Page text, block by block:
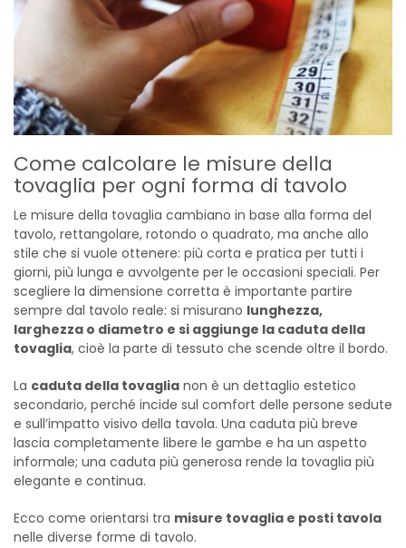
Come calcolare le misure della
tovaglia per ogni forma di tavolo
Le misure della tovaglia cambiano in base alla forma del
tavolo, rettangolare, rotondo o quadrato, ma anche allo
stile che si vuole ottenere: più corta e pratica per tutti i
giorni, più lunga e avvolgente per le occasioni speciali. Per
scegliere la dimensione corretta è importante partire
sempre dal tavolo reale: si misurano lunghezza,
larghezza o diametro e si aggiunge la caduta della
tovaglia, cioè la parte di tessuto che scende oltre il bordo.
La caduta della tovaglia non è un dettaglio estetico
secondario, perché incide sul comfort delle persone sedute
e sull’impatto visivo della tavola. Una caduta più breve
lascia completamente libere le gambe e ha un aspetto
informale; una caduta più generosa rende la tovaglia più
elegante e continua.
Ecco come orientarsi tra misure tovaglia e posti tavola
nelle diverse forme di tavolo.